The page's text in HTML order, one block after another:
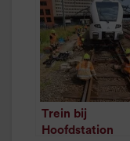
Trein bij
Hoofdstation